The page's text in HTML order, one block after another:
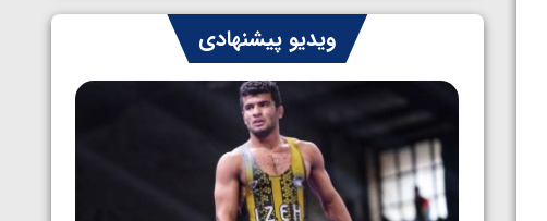
ویدیو پیشنهادی